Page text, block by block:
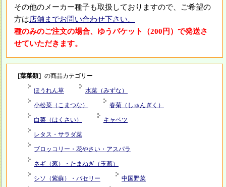
その他のメーカー種子も取扱しておりますので、ご希望の
方は店舗までお問い合わせ下さい。
種のみのご注文の場合、ゆうパケット（200円）で発送さ
せていただきます。
［葉菜類］ の商品カテゴリー
ほうれん草 水菜（みずな）
小松菜（こまつな） 春菊（しゅんぎく）
白菜（はくさい） キャベツ
レタス・サラダ菜
ブロッコリー・花やさい・アスパラ
ネギ（葱）・たまねぎ（玉葱）
シソ（紫蘇）・パセリー 中国野菜